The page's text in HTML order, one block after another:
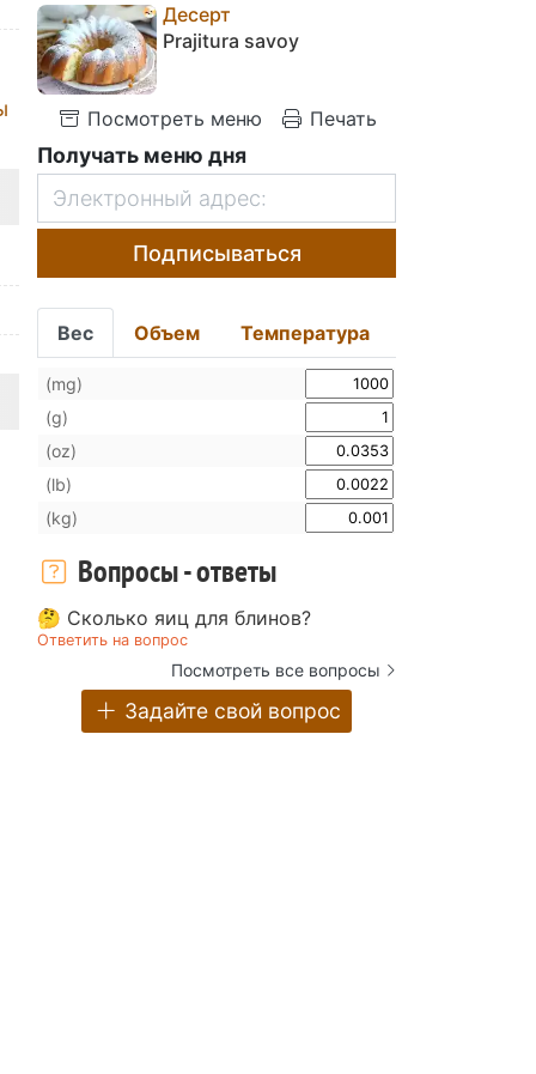
Десерт
Prajitura savoy
Посмотреть меню Печать
Получать меню дня
Подписываться
Вес Объем Температура
(mg)
(g)
(oz)
(lb)
(kg)
Вопросы - ответы
🤔 Сколько яиц для блинов?
Ответить на вопрос
Посмотреть все вопросы
Задайте свой вопрос